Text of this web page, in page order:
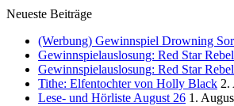
Neueste Beiträge
(Werbung) Gewinnspiel Drowning
Gewinnspielauslosung: Red Star
Gewinnspielauslosung: Red Star
Tithe: Elfentochter von Holly Black 2.
Lese- und Hörliste August 26 1.